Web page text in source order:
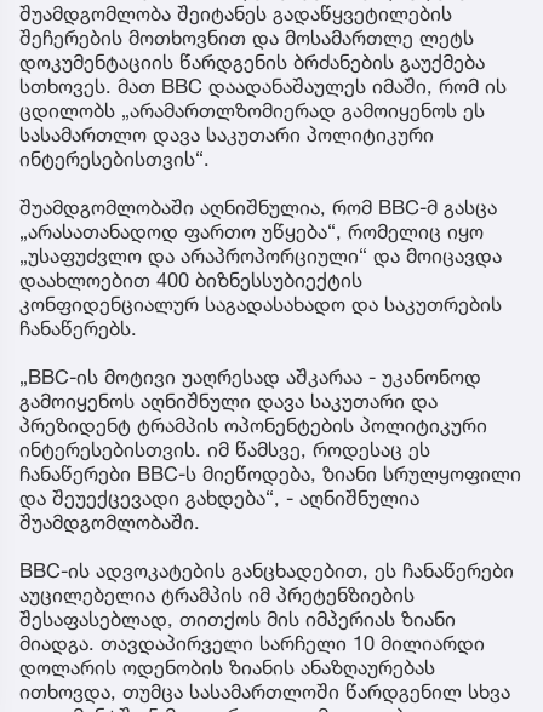
შუამდგომლობა შეიტანეს გადაწყვეტილების
შეჩერების მოთხოვნით და მოსამართლე ლეტს
დოკუმენტაციის წარდგენის ბრძანების გაუქმება
სთხოვეს. მათ BBC დაადანაშაულეს იმაში, რომ ის
ცდილობს „არამართლზომიერად გამოიყენოს ეს
სასამართლო დავა საკუთარი პოლიტიკური
ინტერესებისთვის“.
შუამდგომლობაში აღნიშნულია, რომ BBC-მ გასცა
„არასათანადოდ ფართო უწყება“, რომელიც იყო
„უსაფუძვლო და არაპროპორციული“ და მოიცავდა
დაახლოებით 400 ბიზნესსუბიექტის
კონფიდენციალურ საგადასახადო და საკუთრების
ჩანაწერებს.
„BBC-ის მოტივი უაღრესად აშკარაა - უკანონოდ
გამოიყენოს აღნიშნული დავა საკუთარი და
პრეზიდენტ ტრამპის ოპონენტების პოლიტიკური
ინტერესებისთვის. იმ წამსვე, როდესაც ეს
ჩანაწერები BBC-ს მიეწოდება, ზიანი სრულყოფილი
და შეუექცევადი გახდება“, - აღნიშნულია
შუამდგომლობაში.
BBC-ის ადვოკატების განცხადებით, ეს ჩანაწერები
აუცილებელია ტრამპის იმ პრეტენზიების
შესაფასებლად, თითქოს მის იმპერიას ზიანი
მიადგა. თავდაპირველი სარჩელი 10 მილიარდი
დოლარის ოდენობის ზიანის ანაზღაურებას
ითხოვდა, თუმცა სასამართლოში წარდგენილ სხვა